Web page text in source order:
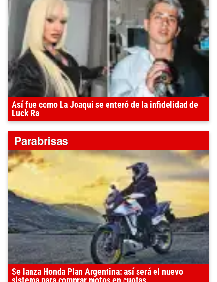
Así fue como La Joaqui se enteró de la infidelidad de
Luck Ra
Se lanza Honda Plan Argentina: así será el nuevo
sistema para comprar motos en cuotas